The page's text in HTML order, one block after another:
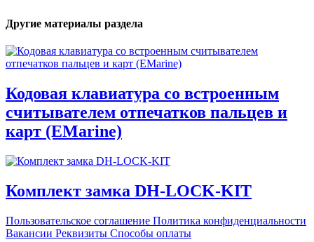
Другие материалы раздела
Кодовая клавиатура со встроенным
считывателем отпечатков пальцев и
карт (EMarine)
Комплект замка DH-LOCK-KIT
Пользовательское соглашение Политика конфиденциальности
Вакансии Реквизиты Способы оплаты